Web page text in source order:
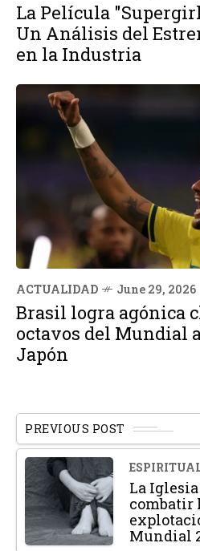
La Película
Un Análisis del
en la Industria
ACTUALIDAD June 29, 2026
Brasil logra agónica
octavos del Mundial
Japón
PREVIOUS POST
La
combatir
Mundial